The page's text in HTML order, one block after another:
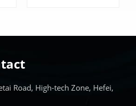
Road, High-tech Zone, Hefei,